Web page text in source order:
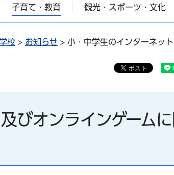
子育て・教育 観光・スポーツ・文化
校 > お知らせ > 小・中学生のインターネッ
びオンラインゲーム